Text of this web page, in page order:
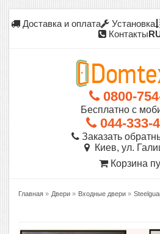
Доставка и оплата Установка
Контакты
0800-
Бесплатно с
044-333-
Заказать
Киев, ул.
Корзина
Главная » Двери » Входные двери »